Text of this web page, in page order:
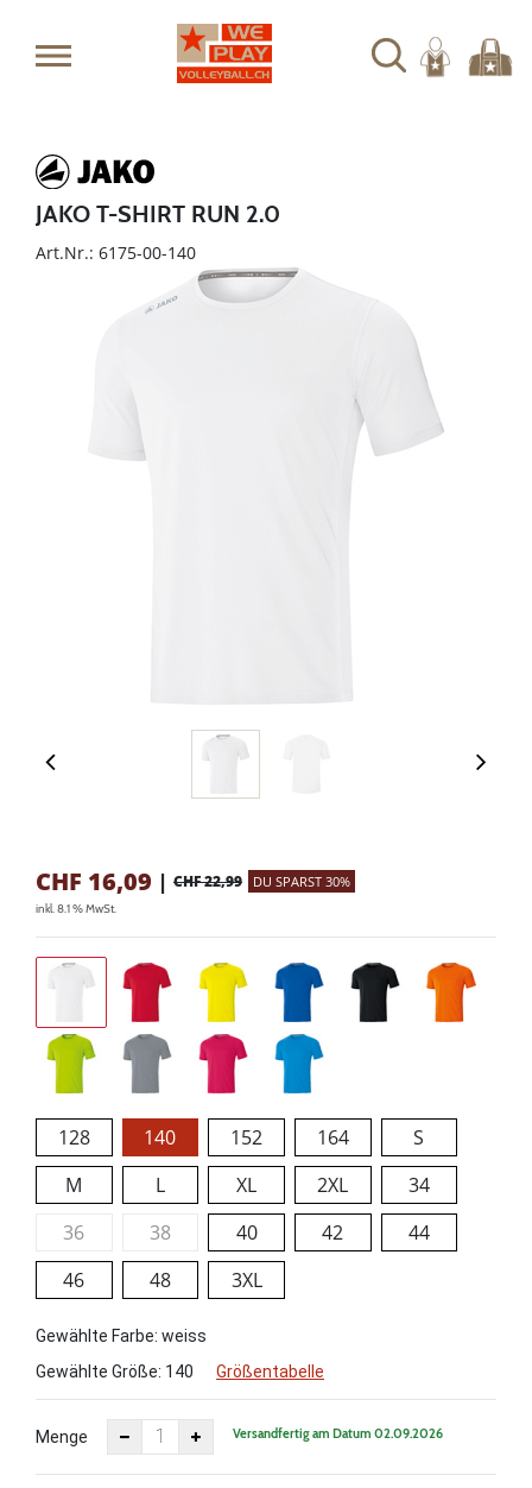
JAKO T-SHIRT RUN 2.0
Art.Nr.: 6175-00-140
CHF 16,09 | CHF 22,99 DU SPARST 30%
inkl. 8.1 % MwSt.
128 140 152 164
S
M
L XL 2XL
34
36
38 40 42
44
46
48 3XL
Gewählte Farbe: weiss
Gewählte Größe: 140 Größentabelle
Menge Versandfertig am Datum 02.09.2026